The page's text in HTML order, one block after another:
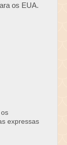
os EUA.
expressas